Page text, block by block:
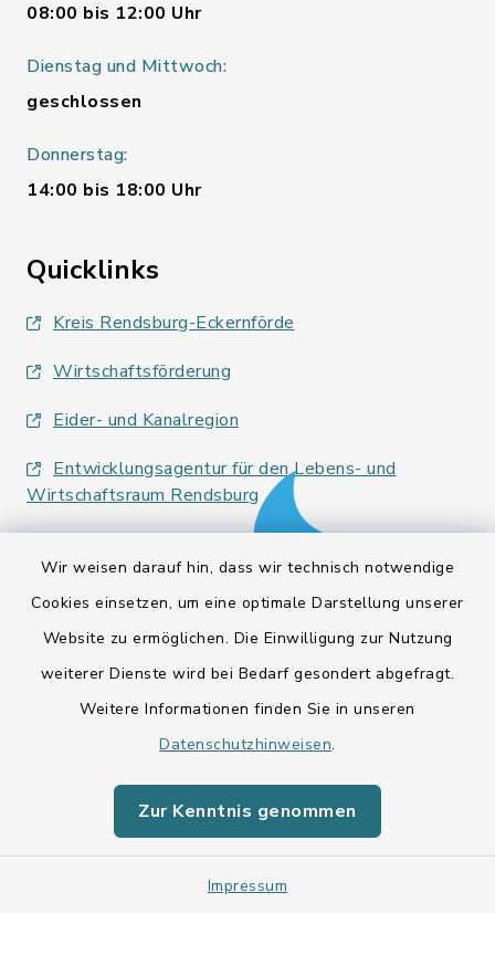
Wir weisen darauf hin, dass wir technisch notwendige
Cookies einsetzen, um eine optimale Darstellung unserer
Website zu ermöglichen. Die Einwilligung zur Nutzung
weiterer Dienste wird bei Bedarf gesondert abgefragt.
Weitere Informationen finden Sie in unseren
Datenschutzhinweisen.
Zur Kenntnis genommen
Impressum
08:00 bis 12:00 Uhr
Dienstag und Mittwoch:
geschlossen
Donnerstag:
14:00 bis 18:00 Uhr
Quicklinks
Kreis Rendsburg-Eckernförde
Wirtschaftsförderung
Eider- und Kanalregion
Entwicklungsagentur für den Lebens- und
Wirtschaftsraum Rendsburg
Barrierefreiheit
Impressum
Sitemap